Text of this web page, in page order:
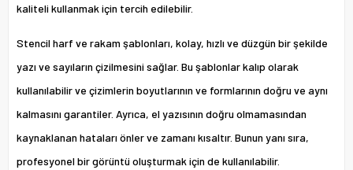
kaliteli kullanmak için tercih edilebilir.
Stencil harf ve rakam şablonları, kolay, hızlı ve düzgün bir şekilde
yazı ve sayıların çizilmesini sağlar. Bu şablonlar kalıp olarak
kullanılabilir ve çizimlerin boyutlarının ve formlarının doğru ve aynı
kalmasını garantiler. Ayrıca, el yazısının doğru olmamasından
kaynaklanan hataları önler ve zamanı kısaltır. Bunun yanı sıra,
profesyonel bir görüntü oluşturmak için de kullanılabilir.